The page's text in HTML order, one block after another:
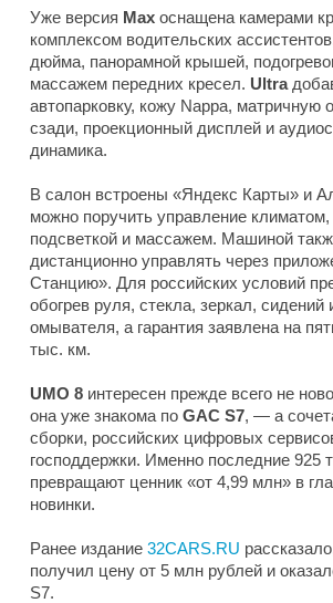
Уже версия Max оснащена камерами
комплексом водительских
дюйма, панорамной крышей,
массажем передних кресел. Ultra
автопарковку, кожу Nappa, матричную
сзади, проекционный дисплей и
динамика.
В салон встроены «Яндекс Карты» и
можно поручить управление
подсветкой и массажем. Машиной
дистанционно управлять через
Станцию». Для российских условий
обогрев руля, стекла, зеркал, сидений
омывателя, а гарантия заявлена на
тыс. км.
UMO 8 интересен прежде всего не
она уже знакома по GAC S7, — а
сборки, российских цифровых
господдержки. Именно последние 925
превращают ценник «от 4,99 млн» в
новинки.
Ранее издание 32CARS.RU
получил цену от 5 млн рублей и
S7.